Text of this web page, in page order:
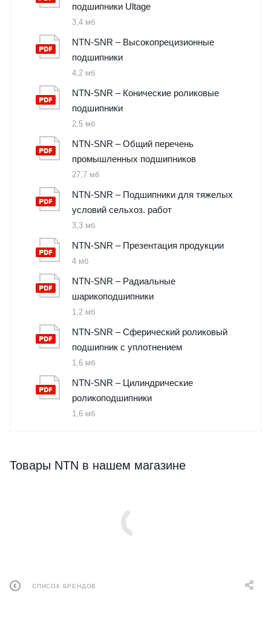
подшипники Ultage
3,4 мб
NTN-SNR – Высокопрецизионные
подшипники
4,2 мб
NTN-SNR – Конические роликовые
подшипники
2,5 мб
NTN-SNR – Общий перечень
промышленных подшипников
27,7 мб
NTN-SNR – Подшипники для тяжелых
условий сельхоз. работ
3,3 мб
NTN-SNR – Презентация продукции
4 мб
NTN-SNR – Радиальные
шарикоподшипники
1,2 мб
NTN-SNR – Сферический роликовый
подшипник с уплотнением
1,6 мб
NTN-SNR – Цилиндрические
роликоподшипники
1,6 мб
Товары NTN в нашем магазине
СПИСОК БРЕНДОВ